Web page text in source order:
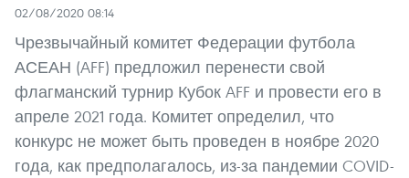
02/08/2020 08:14
Чрезвычайный комитет Федерации футбола
АСЕАН (AFF) предложил перенести свой
флагманский турнир Кубок AFF и провести его в
апреле 2021 года. Комитет определил, что
конкурс не может быть проведен в ноябре 2020
года, как предполагалось, из-за пандемии COVID-